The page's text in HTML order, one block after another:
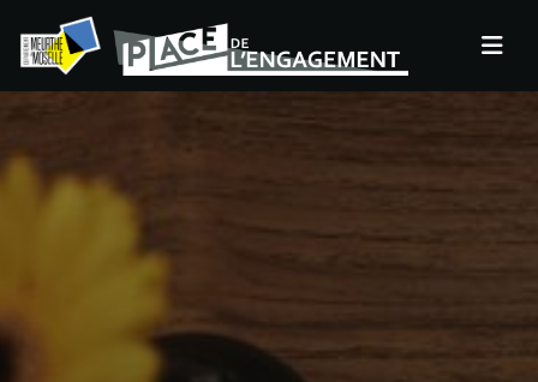
Panneau de gestion des cookies